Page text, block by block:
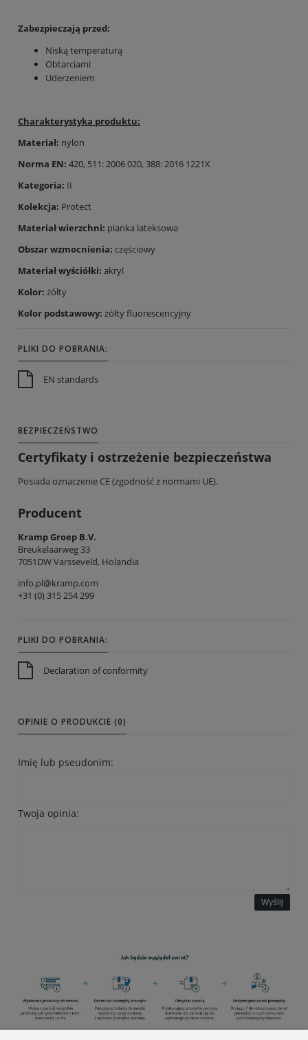
Zabezpieczają przed:
Niską temperaturą
Obtarciami
Uderzeniem
Charakterystyka produktu:
Materiał: nylon
Norma EN: 420, 511: 2006 020, 388: 2016 1221X
Kategoria: II
Kolekcja: Protect
Materiał wierzchni: pianka lateksowa
Obszar wzmocnienia: częściowy
Materiał wyściółki: akryl
Kolor: żółty
Kolor podstawowy: żółty fluorescencyjny
PLIKI DO POBRANIA:
EN standards
BEZPIECZEŃSTWO
Certyfikaty i ostrzeżenie bezpieczeństwa
Posiada oznaczenie CE (zgodność z normami UE).
Producent
Kramp Groep B.V.
Breukelaarweg 33
7051DW Varsseveld, Holandia
info.pl@kramp.com
+31 (0) 315 254 299
PLIKI DO POBRANIA:
Declaration of conformity
OPINIE O PRODUKCIE (0)
Imię lub pseudonim:
Twoja opinia:
Wyślij